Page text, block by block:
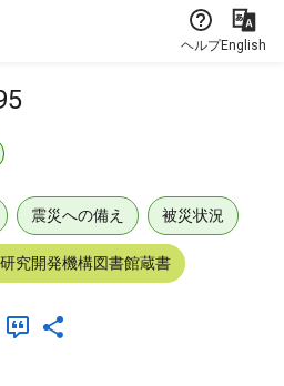
ヘルプEnglish
震災への備え 被災状況
究開発機構図書館蔵書